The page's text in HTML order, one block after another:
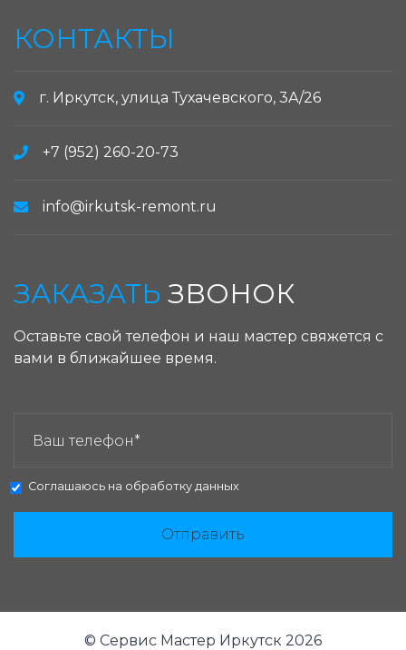
КОНТАКТЫ
г. Иркутск, улица Тухачевского, 3А/26
+7 (952) 260-20-73
info@irkutsk-remont.ru
ЗАКАЗАТЬ ЗВОНОК
Оставьте свой телефон и наш мастер свяжется с
вами в ближайшее время.
Соглашаюсь на обработку данных
Отправить
© Сервис Мастер Иркутск 2026